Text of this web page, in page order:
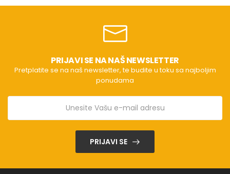
PRIJAVI SE NA NAŠ NEWSLETTER
Pretplatite se na naš newsletter, te budite u toku sa najboljim
ponudama
PRIJAVI SE